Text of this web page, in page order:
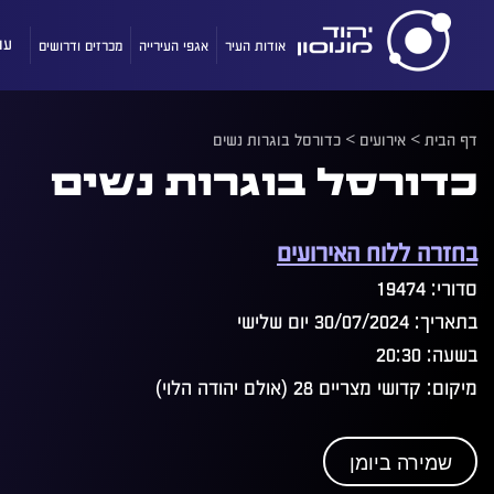
אודות העיר אגפי העירייה מכרזים ודרושים
דף הבית> אירועים > כדורסל בוגרות נשים
כדורסל בוגרות נשים
בחזרה ללוח האירועים
סדורי: 19474
בתאריך: 30/07/2024 יום שלישי
בשעה: 20:30
מיקום: קדושי מצריים 28 (אולם יהודה הלוי)
שמירה ביומן